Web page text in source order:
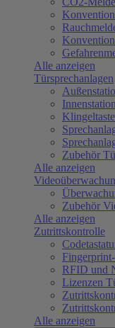
Alle anzeigen
Türsprechanlagen
Zubehör
Alle anzeigen
Zubehör
Alle anzeigen
Zutrittskontrolle
RFID und
Lizenzen
Alle anzeigen